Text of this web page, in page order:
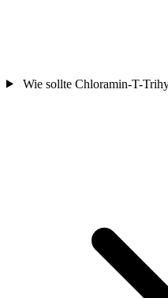
Wie sollte Chloramin-T-